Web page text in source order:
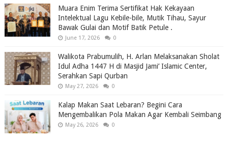
Muara Enim Terima Sertifikat Hak Kekayaan
Intelektual Lagu Kebile-bile, Mutik Tihau, Sayur
Bawak Gulai dan Motif Batik Petule .
June 17, 2026 0
Walikota Prabumulih, H. Arlan Melaksanakan Sholat
Idul Adha 1447 H di Masjid Jami’ Islamic Center,
Serahkan Sapi Qurban
May 27, 2026 0
Kalap Makan Saat Lebaran? Begini Cara
Mengembalikan Pola Makan Agar Kembali Seimbang
May 26, 2026 0